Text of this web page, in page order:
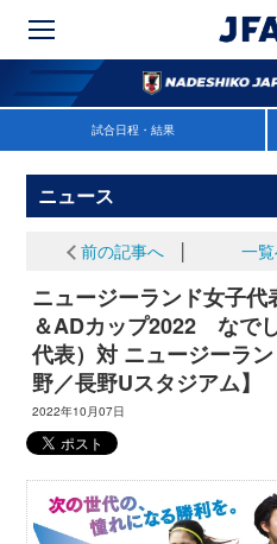
試合日程・結果
ニュース
前の記事へ 一
ニュージーランド女子
＆ADカップ2022 なで
代表）対 ニュージーラ
野／長野Uスタジアム】
2022年10月07日